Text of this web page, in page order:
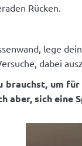
Rücken.
lege
dabei
brauchst, um
aber, sich eine